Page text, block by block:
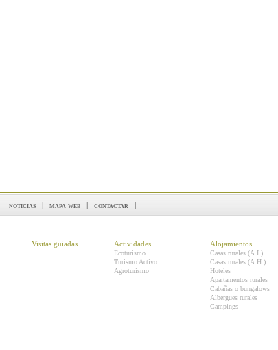
noticias | mapa web | contactar |
Visitas guiadas Actividades
Ecoturismo
Turismo Activo
Agroturismo
Alojamientos
Casas rurales (A.I.)
Casas rurales (A.H.)
Hoteles
Apartamentos rurales
Cabañas o bungalows
Albergues rurales
Campings